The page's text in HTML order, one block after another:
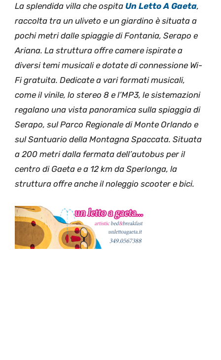
La splendida villa che ospita Un Letto A Gaeta,
raccolta tra un uliveto e un giardino è situata a
pochi metri dalle spiaggie di Fontania, Serapo e
Ariana. La struttura offre camere ispirate a
diversi temi musicali e dotate di connessione Wi-
Fi gratuita. Dedicate a vari formati musicali,
come il vinile, lo stereo 8 e l’MP3, le sistemazioni
regalano una vista panoramica sulla spiaggia di
Serapo, sul Parco Regionale di Monte Orlando e
sul Santuario della Montagna Spaccata. Situata
a 200 metri dalla fermata dell’autobus per il
centro di Gaeta e a 12 km da Sperlonga, la
struttura offre anche il noleggio scooter e bici.